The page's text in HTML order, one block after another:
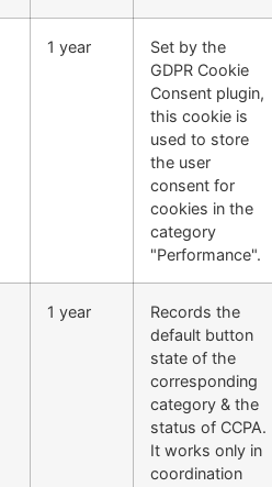
1 year
Set by the
GDPR Cookie
Consent plugin,
this cookie is
used to store
the user
consent for
cookies in the
category
"Performance".
1 year
Records the
default button
state of the
corresponding
category & the
status of CCPA.
It works only in
coordination